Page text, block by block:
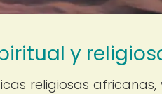
y
religiosas africanas,